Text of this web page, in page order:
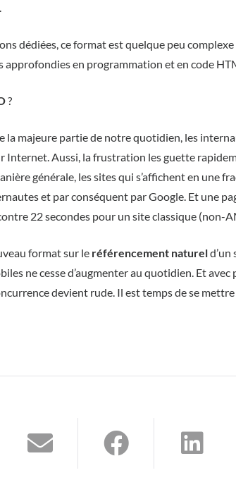
dédiées, ce format est quelque peu
approfondies en programmation et en code
?
la majeure partie de notre quotidien, les
Internet. Aussi, la frustration les guette
générale, les sites qui s’affichent en une
et par conséquent par Google. Et une
22 secondes pour un site classique (non-
format sur le référencement naturel
ne cesse d’augmenter au quotidien. Et avec
devient rude. Il est temps de se